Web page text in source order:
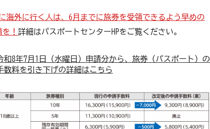
海外に行く人は、6月までに旅券を受領できるよう早めの
！ 詳細はパスポートセンターHPをご覧ください。
和8年7月1日（水曜日）申請分から、旅券（パスポート）の
数料を引き下げの詳細はこちら